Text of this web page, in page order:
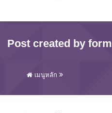
Post created by form
เมนูหลัก